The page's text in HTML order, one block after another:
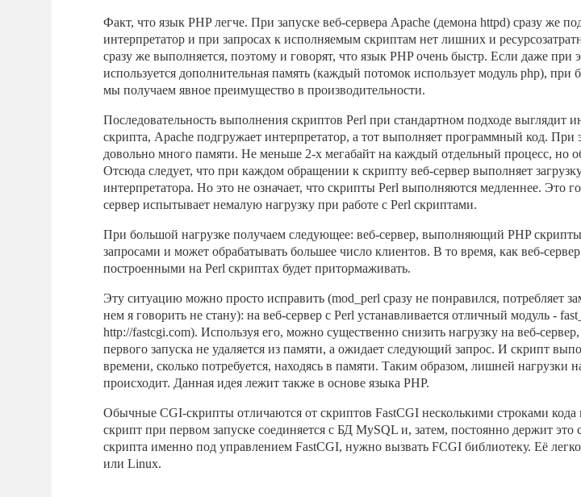
Факт, что язык PHP легче. При запуске веб-сервера Apache (демона httpd) сразу же
интерпретатор и при запросах к исполняемым скриптам нет лишних и
сразу же выполняется, поэтому и говорят, что язык PHP очень быстр. Если даже при
используется дополнительная память (каждый потомок использует модуль php), при
мы получаем явное преимущество в производительности.
Последовательность выполнения скриптов Perl при стандартном подходе выглядит
скрипта, Apache подгружает интерпретатор, а тот выполняет программный код. При
довольно много памяти. Не меньше 2-х мегабайт на каждый отдельный процесс, но
Отсюда следует, что при каждом обращении к скрипту веб-сервер выполняет
интерпретатора. Но это не означает, что скрипты Perl выполняются медленнее. Это
сервер испытывает немалую нагрузку при работе с Perl скриптами.
При большой нагрузке получаем следующее: веб-сервер, выполняющий PHP
запросами и может обрабатывать большее число клиентов. В то время, как веб-
построенными на Perl скриптах будет притормаживать.
Эту ситуацию можно просто исправить (mod_perl сразу не понравился, потребляет
нем я говорить не стану): на веб-сервер с Perl устанавливается отличный модуль -
http://fastcgi.com). Используя его, можно существенно снизить нагрузку на веб-
первого запуска не удаляется из памяти, а ожидает следующий запрос. И скрипт
времени, сколько потребуется, находясь в памяти. Таким образом, лишней нагрузки
происходит. Данная идея лежит также в основе языка PHP.
Обычные CGI-скрипты отличаются от скриптов FastCGI несколькими строками кода
скрипт при первом запуске соединяется с БД MySQL и, затем, постоянно держит
скрипта именно под управлением FastCGI, нужно вызвать FCGI библиотеку. Её
или Linux.